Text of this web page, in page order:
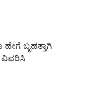
ಬೃಹತ್ತಾಗಿ
ವಿವರಿಸಿ